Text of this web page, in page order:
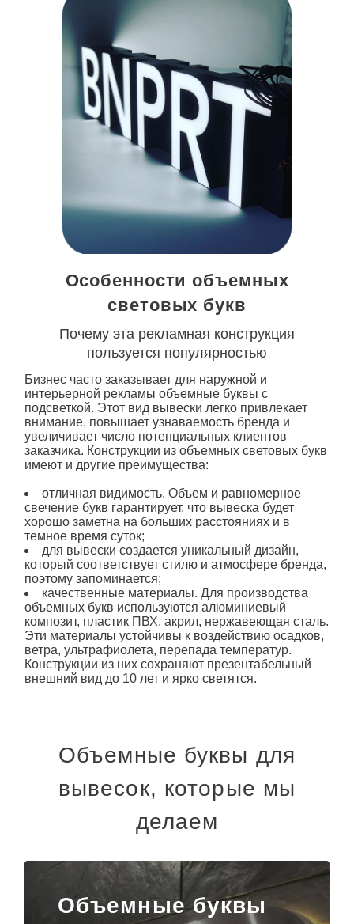
Особенности объемных
световых букв
Почему эта рекламная конструкция
пользуется популярностью
Бизнес часто заказывает для наружной и
интерьерной рекламы объемные буквы с
подсветкой. Этот вид вывески легко привлекает
внимание, повышает узнаваемость бренда и
увеличивает число потенциальных клиентов
заказчика. Конструкции из объемных световых букв
имеют и другие преимущества:
отличная видимость. Объем и равномерное
свечение букв гарантирует, что вывеска будет
хорошо заметна на больших расстояниях и в
темное время суток;
для вывески создается уникальный дизайн,
который соответствует стилю и атмосфере бренда,
поэтому запоминается;
качественные материалы. Для производства
объемных букв используются алюминиевый
композит, пластик ПВХ, акрил, нержавеющая сталь.
Эти материалы устойчивы к воздействию осадков,
ветра, ультрафиолета, перепада температур.
Конструкции из них сохраняют презентабельный
внешний вид до 10 лет и ярко светятся.
Объемные буквы для
вывесок, которые мы
делаем
Объемные буквы